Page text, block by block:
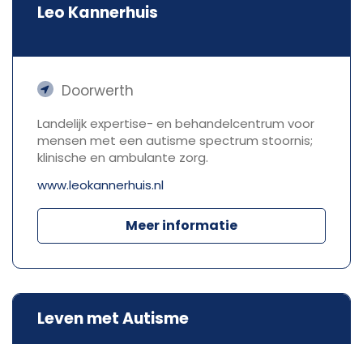
Leo Kannerhuis
Doorwerth
Landelijk expertise- en behandelcentrum voor
mensen met een autisme spectrum stoornis;
klinische en ambulante zorg.
www.leokannerhuis.nl
Meer informatie
Leven met Autisme